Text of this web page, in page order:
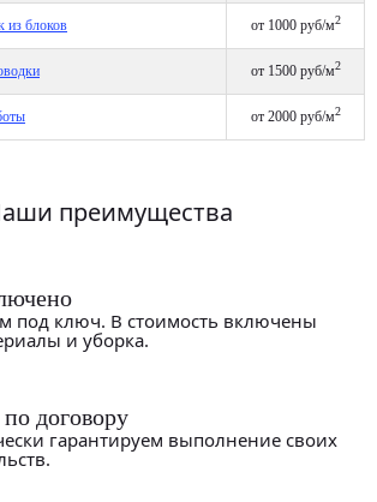
из блоков от 1000 руб/м2
от 1500 руб/м2
от 2000 руб/м2
преимущества
под ключ. В стоимость включены
и уборка.
договору
гарантируем выполнение своих